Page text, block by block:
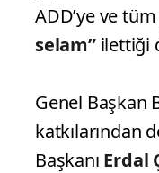
ADD’ye ve
selam”ilettiği
Genel Başkan
katkılarından
Başkanı Erdal